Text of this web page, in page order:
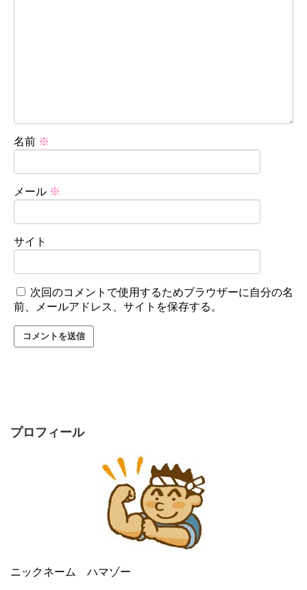
名前 ※
メール ※
サイト
次回のコメントで使用するためブラウザーに自分の名
前、メールアドレス、サイトを保存する。
プロフィール
ニックネーム ハマゾー